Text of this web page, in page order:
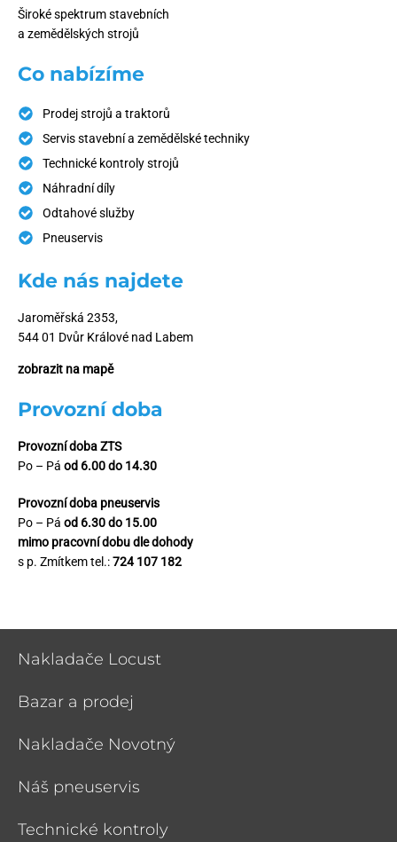
Široké spektrum stavebních
a zemědělských strojů
Co nabízíme
Prodej strojů a traktorů
Servis stavební a zemědělské techniky
Technické kontroly strojů
Náhradní díly
Odtahové služby
Pneuservis
Kde nás najdete
Jaroměřská 2353,
544 01 Dvůr Králové nad Labem
zobrazit na mapě
Provozní doba
Provozní doba ZTS
Po – Pá od 6.00 do 14.30
Provozní doba pneuservis
Po – Pá od 6.30 do 15.00
mimo pracovní dobu dle dohody
s p. Zmítkem tel.:724 107 182
Nakladače Locust
Bazar a prodej
Nakladače Novotný
Náš pneuservis
Technické kontroly